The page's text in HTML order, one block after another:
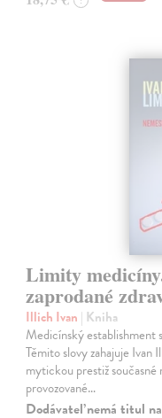
Limity
zaprodané
Illich Ivan | Kniha
Medicínský establishment
Těmito slovy zahajuje Ivan
mytickou prestiž
provozované…
Dodávateľ nemá titul